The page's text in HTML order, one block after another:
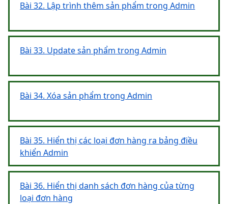
Bài 32. Lập trình thêm sản phẩm trong Admin
Bài 33. Update sản phẩm trong Admin
Bài 34. Xóa sản phẩm trong Admin
Bài 35. Hiển thị các loại đơn hàng ra bảng điều
khiển Admin
Bài 36. Hiển thị danh sách đơn hàng của từng
loại đơn hàng